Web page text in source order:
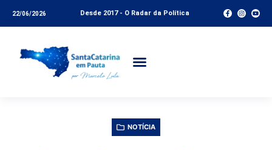
22/06/2026 Desde 2017 - O Radar da Política
NOTÍCIA